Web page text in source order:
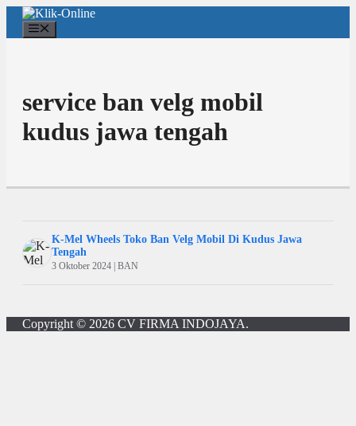
Langsung
isi
service ban velg mobil
kudus jawa tengah
K-Mel Wheels Toko Ban Velg Mobil Di Kudus Jawa
Tengah
3 Oktober 2024 | BAN
Copyright © 2026 CV FIRMA INDOJAYA.